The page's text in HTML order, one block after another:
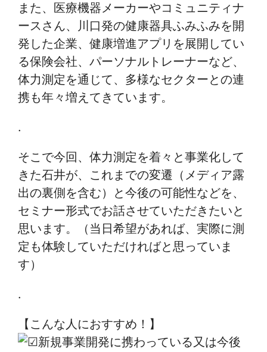
また、医療機器メーカーやコミュニティナ
ースさん、川口発の健康器具ふみふみを開
発した企業、健康増進アプリを展開してい
る保険会社、パーソナルトレーナーなど、
体力測定を通じて、多様なセクターとの連
携も年々増えてきています。
.
そこで今回、体力測定を着々と事業化して
きた石井が、これまでの変遷（メディア露
出の裏側を含む）と今後の可能性などを、
セミナー形式でお話させていただきたいと
思います。（当日希望があれば、実際に測
定も体験していただければと思っていま
す）
.
【こんな人におすすめ！】
新規事業開発に携わっている又は今後